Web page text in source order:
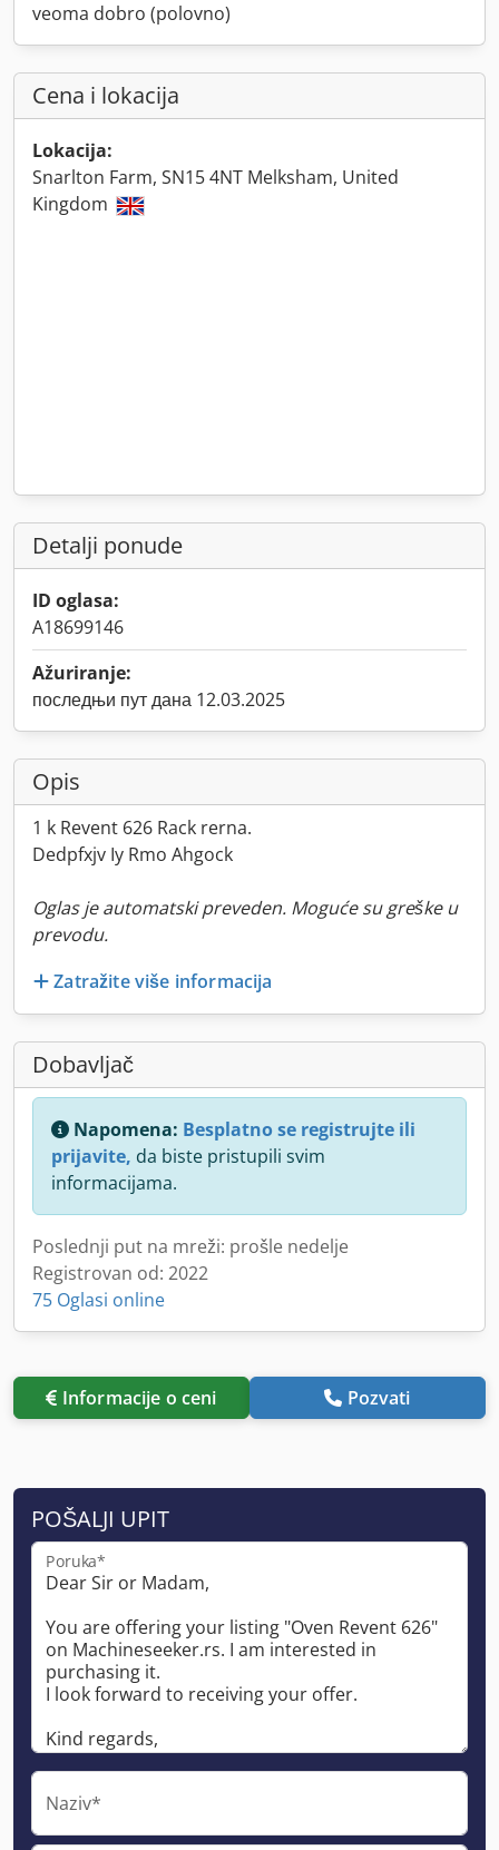
veoma dobro (polovno)
Cena i lokacija
Lokacija:
Snarlton Farm, SN15 4NT Melksham, United
Kingdom
Detalji ponude
ID oglasa:
A18699146
Ažuriranje:
последњи пут дана 12.03.2025
Opis
1 k Revent 626 Rack rerna.
Dedpfxjv Iy Rmo Ahgock
Oglas je automatski preveden. Moguće su greške u
prevodu.
Zatražite više informacija
Dobavljač
Napomena: Besplatno se registrujte ili
prijavite, da biste pristupili svim
informacijama.
Poslednji put na mreži: prošle nedelje
Registrovan od: 2022
75 Oglasi online
Informacije o ceni Pozvati
POŠALJI UPIT
Poruka*
Naziv*